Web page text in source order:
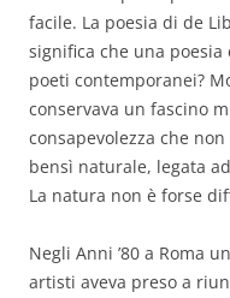
facile. La poesia di de
significa che una poesia
poeti contemporanei?
conservava un fascino
consapevolezza che
bensì naturale, legata
La natura non è forse
Negli Anni ’80 a Roma
artisti aveva preso a